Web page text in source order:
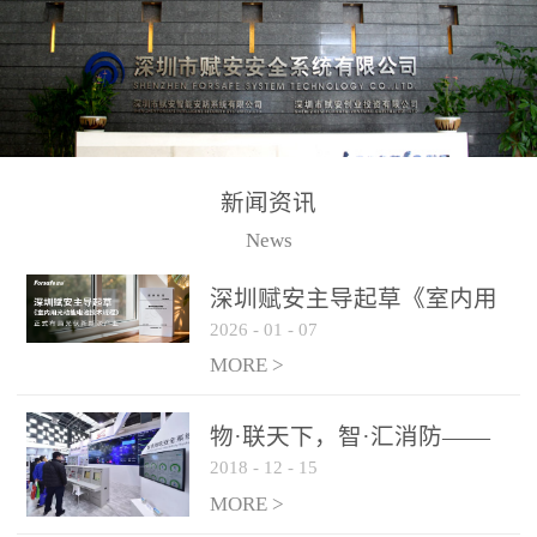
测方法已无法满足要求。
尤其是目前众多的大型影
剧院、会议展览中心、体
育馆、大型仓库和隧道空
间等，其建筑结构特殊、
火灾隐患多。一旦发生火
传统的火灾关测器无法被
及时缺发，不能及早发现
和有效扑救火火，这不仅
力和闲难，同时也将造成
巨大的经济损失和社会影
响，基至还会造成人员伤
亡。图像型火灾探测器正
校验的总线传输技术、线
路状态检测与保护技术、
后向光电感烟探测技术、
高可靠的系统抗干扰技术
等多项专利技术和专有技
警领域三十多年技术积累
和工程实践的结晶。
新闻资讯
News
深圳赋安主导起草《室内用
光动能电池技术规程》 正式
布局光伏新能源产业
2026 - 01 - 07
MORE >
物·联天下，智·汇消防——
赋安F&S 2018上海消防展圆
满落幕
2018 - 12 - 15
MORE >